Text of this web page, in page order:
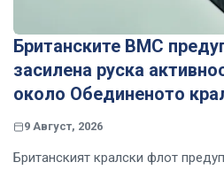
Британските ВМС
засилена руска
около Обединеното
9 Август, 2026
Британският кралски флот